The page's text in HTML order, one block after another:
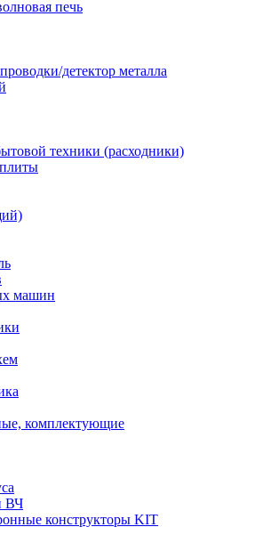
печь
детектор металла
техники (расходники)
машин
комплектующие
ВЧ
конструкторы KIT